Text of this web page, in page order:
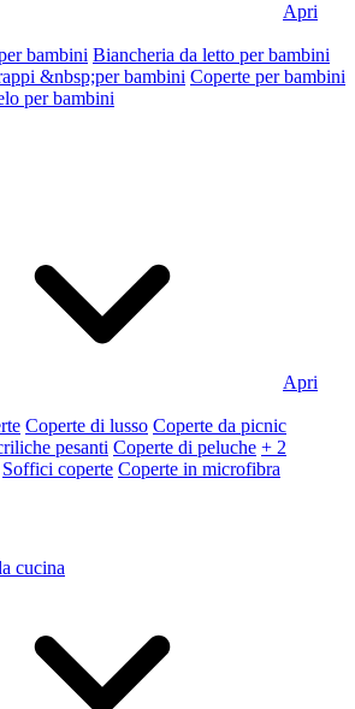
Apri
bambini Biancheria da letto per bambini
&nbsp;per bambini Coperte per bambini
per bambini
Apri
Coperte di lusso Coperte da picnic
pesanti Coperte di peluche + 2
Soffici coperte Coperte in microfibra
cucina